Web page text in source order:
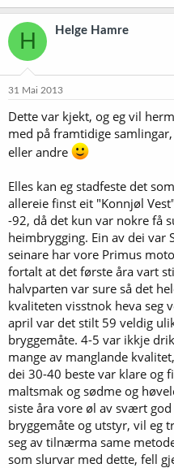
H Helge Hamre
31 Mai 2013
Dette var kjekt, og eg vil
med på framtidige
eller andre
Elles kan eg stadfeste det
allereie finst eit "Konnjøl
-92, då det kun var nokre få
heimbrygging. Ein av dei var
seinare har vore Primus
fortalt at det første åra vart
halvparten var sure så det
kvaliteten visstnok heva seg
april var det stilt 59 veldig
bryggemåte. 4-5 var ikkje
mange av manglande
dei 30-40 beste var klare og
maltsmak og sødme og
siste åra vore øl av svært
bryggemåte og utstyr, vil eg
seg av tilnærma same
som slurvar med dette, fell